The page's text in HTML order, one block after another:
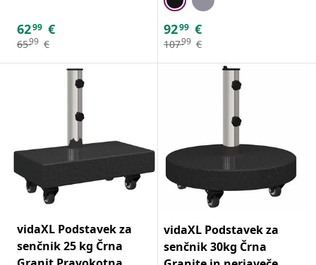
6299 €
6599 €
9299 €
10799 €
vidaXL Podstavek za
senčnik 25 kg Črna
vidaXL Podstavek za
senčnik 30kg Črna